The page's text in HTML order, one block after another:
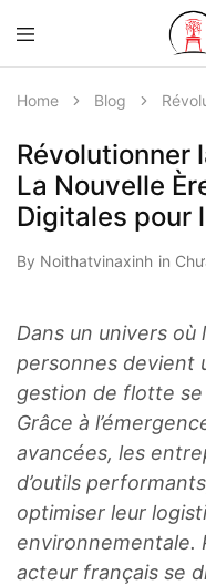
Home Blog
Révolutionner
La Nouvelle
Digitales pour
By Noithatvinaxinh in
Dans un univers
personnes devient
gestion de flotte se
Grâce à
avancées, les
d’outils
optimiser leur
environnementale.
acteur français se